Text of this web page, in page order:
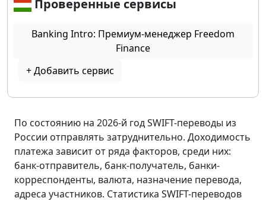
Проверенные сервисы
Banking Intro: Премиум-менеджер Freedom
Finance
+ Добавить сервис
По состоянию на 2026-й год SWIFT-переводы из
России отправлять затруднительно. Доходимость
платежа зависит от ряда факторов, среди них:
банк-отправитель, банк-получатель, банки-
корреспонденты, валюта, назначение перевода,
адреса участников. Статистика SWIFT-переводов